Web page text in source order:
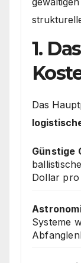
1.
Das
Günstige
Dollar
Systeme